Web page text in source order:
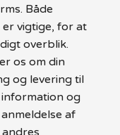
Både
vigtige, for at
overblik.
os om din
og levering til
og
af